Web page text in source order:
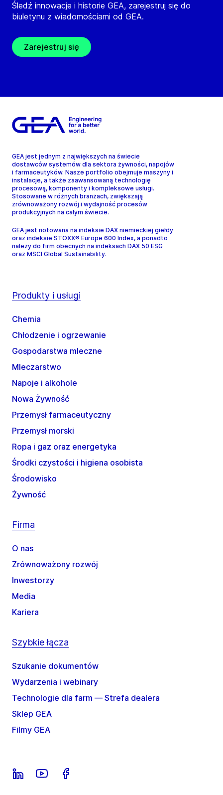
Śledź innowacje i historie GEA, zarejestruj się do
biuletynu z wiadomościami od GEA.
Zarejestruj się
GEA jest jednym z największych na świecie
dostawców systemów dla sektora żywności, napojów
i farmaceutyków. Nasze portfolio obejmuje maszyny i
instalacje, a także zaawansowaną technologię
procesową, komponenty i kompleksowe usługi.
Stosowane w różnych branżach, zwiększają
zrównoważony rozwój i wydajność procesów
produkcyjnych na całym świecie.
GEA jest notowana na indeksie DAX niemieckiej giełdy
oraz indeksie STOXX® Europe 600 Index, a ponadto
należy do firm obecnych na indeksach DAX 50 ESG
oraz MSCI Global Sustainability.
Produkty i usługi
Chemia
Chłodzenie i ogrzewanie
Gospodarstwa mleczne
Mleczarstwo
Napoje i alkohole
Nowa Żywność
Przemysł farmaceutyczny
Przemysł morski
Ropa i gaz oraz energetyka
Środki czystości i higiena osobista
Środowisko
Żywność
Firma
O nas
Zrównoważony rozwój
Inwestorzy
Media
Kariera
Szybkie łącza
Szukanie dokumentów
Wydarzenia i webinary
Technologie dla farm — Strefa dealera
Sklep GEA
Filmy GEA